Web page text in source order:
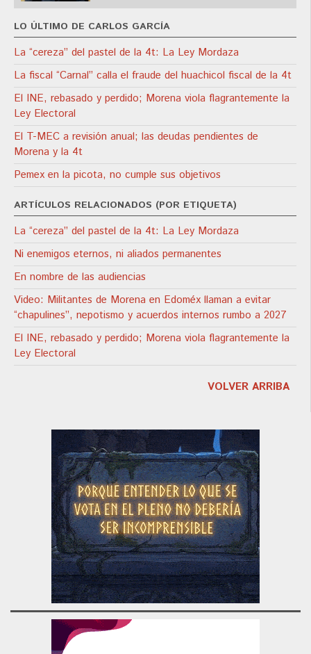
LO ÚLTIMO DE CARLOS GARCÍA
La “cereza” del pastel de la 4t: La Ley Mordaza
La fiscal “Carnal” calla el fraude del huachicol fiscal de la 4t
El INE, rebasado y perdido; Morena viola flagrantemente la
Ley Electoral
El T-MEC a revisión anual; las deudas pendientes de
Morena y la 4t
Pemex en la picota, no cumple sus objetivos
ARTÍCULOS RELACIONADOS (POR ETIQUETA)
La “cereza” del pastel de la 4t: La Ley Mordaza
Ni enemigos eternos, ni aliados permanentes
En nombre de las audiencias
Video: Militantes de Morena en Edoméx llaman a evitar
“chapulines”, nepotismo y acuerdos internos rumbo a 2027
El INE, rebasado y perdido; Morena viola flagrantemente la
Ley Electoral
VOLVER ARRIBA